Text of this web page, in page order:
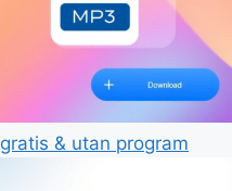
& utan program